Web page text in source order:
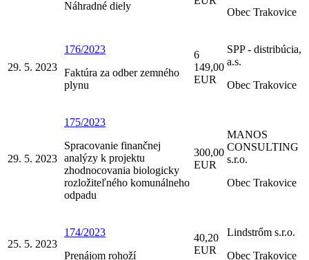
Náhradné diely
Obec Trakovice
29. 5. 2023
176/2023
Faktúra za odber zemného
plynu
6
149,00
EUR
SPP - distribúcia,
a.s.
Obec Trakovice
29. 5. 2023
175/2023
Spracovanie finančnej
analýzy k projektu
zhodnocovania biologicky
rozložiteľného komunálneho
odpadu
300,00
EUR
MANOS
CONSULTING
s.r.o.
Obec Trakovice
25. 5. 2023
174/2023
Prenájom rohoží
40,20
EUR
Lindstrőm s.r.o.
Obec Trakovice